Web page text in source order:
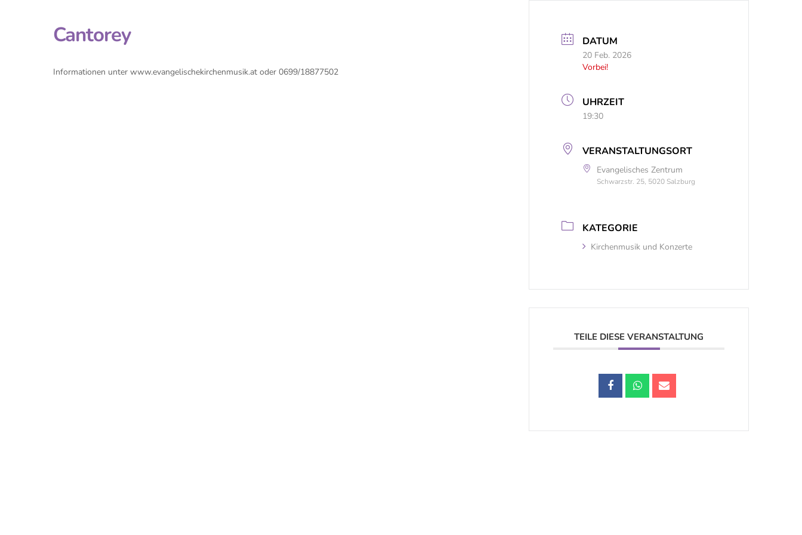
Cantorey
Informationen unter www.evangelischekirchenmusik.at oder 0699/18877502
DATUM
20 Feb. 2026
Vorbei!
UHRZEIT
19:30
VERANSTALTUNGSORT
Evangelisches Zentrum
Schwarzstr. 25, 5020 Salzburg
KATEGORIE
Kirchenmusik und Konzerte
TEILE DIESE VERANSTALTUNG